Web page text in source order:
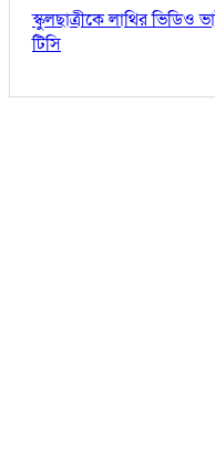
স্কুলছাত্রীকে লাথির
টিসি